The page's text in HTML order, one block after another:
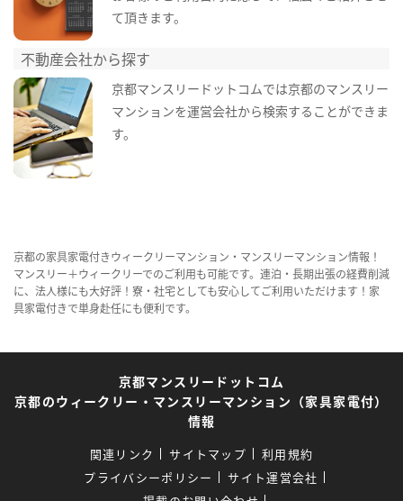
て頂きます。
不動産会社から探す
京都マンスリードットコムでは京都のマンスリー
マンションを運営会社から検索することができま
す。
京都の家具家電付きウィークリーマンション・マンスリーマンション情報！
マンスリー＋ウィークリーでのご利用も可能です。連泊・長期出張の経費削減
に、法人様にも大好評！寮・社宅としても安心してご利用いただけます！家
具家電付きで単身赴任にも便利です。
京都マンスリードットコム
京都のウィークリー・マンスリーマンション（家具家電付）
情報
関連リンク サイトマップ
利用規約
プライバシーポリシー
サイト運営会社